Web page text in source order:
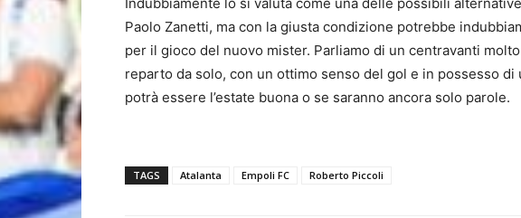
Paolo Zanetti, ma con la giusta condizione potrebbe
per il gioco del nuovo mister. Parliamo di un centravanti
reparto da solo, con un ottimo senso del gol e in possesso
potrà essere l’estate buona o se saranno ancora solo parole.
TAGS Atalanta Empoli FC Roberto Piccoli